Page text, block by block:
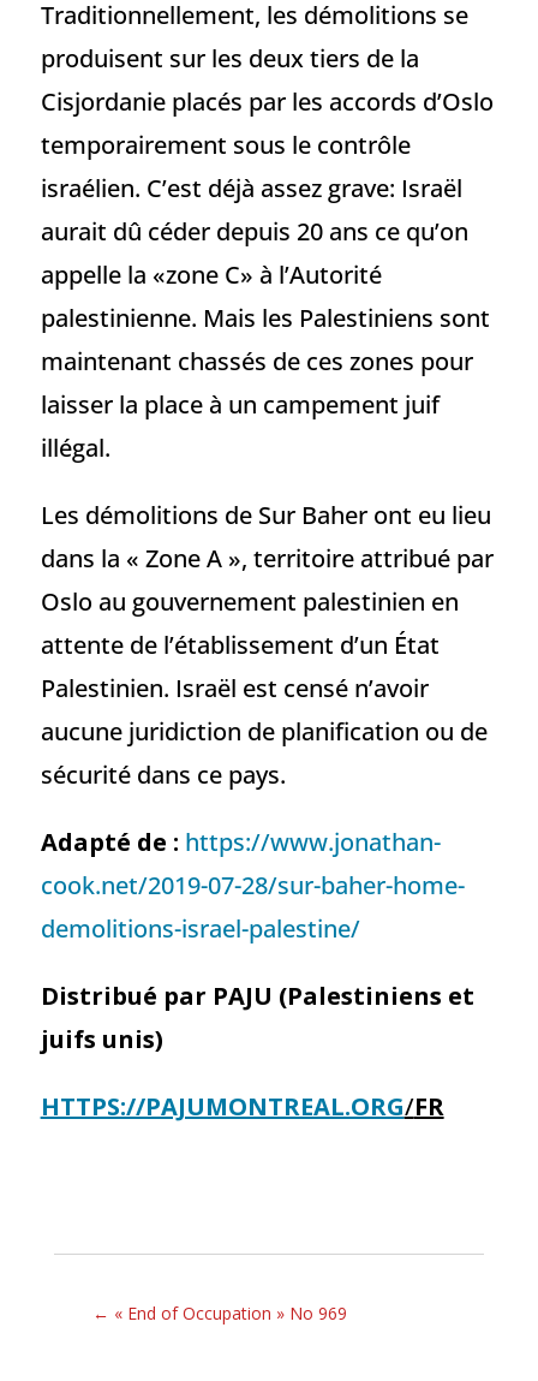
Traditionnellement, les démolitions se
produisent sur les deux tiers de la
Cisjordanie placés par les accords d’Oslo
temporairement sous le contrôle
israélien. C’est déjà assez grave: Israël
aurait dû céder depuis 20 ans ce qu’on
appelle la «zone C» à l’Autorité
palestinienne. Mais les Palestiniens sont
maintenant chassés de ces zones pour
laisser la place à un campement juif
illégal.
Les démolitions de Sur Baher ont eu lieu
dans la « Zone A », territoire attribué par
Oslo au gouvernement palestinien en
attente de l’établissement d’un État
Palestinien. Israël est censé n’avoir
aucune juridiction de planification ou de
sécurité dans ce pays.
Adapté de : https://www.jonathan-
cook.net/2019-07-28/sur-baher-home-
demolitions-israel-palestine/
Distribué par PAJU (Palestiniens et
juifs unis)
HTTPS://PAJUMONTREAL.ORG/FR
← « End of Occupation » No 969